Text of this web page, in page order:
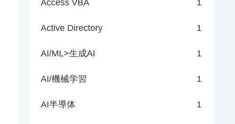
Access VBA 1
Active Directory 1
AI/ML>生成AI 1
AI/機械学習 1
AI半導体 1